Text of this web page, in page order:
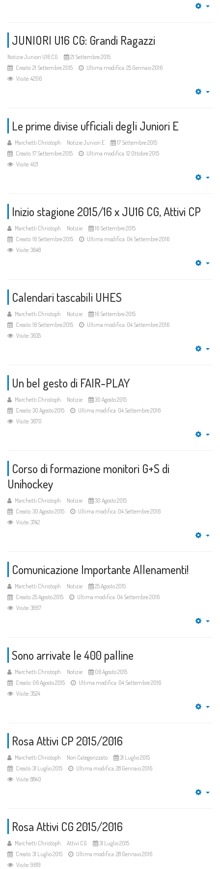
JUNIORI U16 CG: Grandi Ragazzi
Notizie Juniori U16 CG
21 Settembre 2015
Creato: 21 Settembre 2015
Ultima modifica: 25 Gennaio 2016
Visite: 4206
Le prime divise ufficiali degli Juniori E
Marchetti Christoph Notizie Juniori E
17 Settembre 2015
Creato: 17 Settembre 2015
Ultima modifica: 12 Ottobre 2015
Visite: 4121
Inizio stagione 2015/16 x JU16 CG, Attivi CP
Marchetti Christoph Notizie
16 Settembre 2015
Creato: 16 Settembre 2015
Ultima modifica: 04 Settembre 2016
Visite: 3648
Calendari tascabili UHES
Marchetti Christoph Notizie
16 Settembre 2015
Creato: 16 Settembre 2015
Ultima modifica: 04 Settembre 2016
Visite: 3635
Un bel gesto di FAIR-PLAY
Marchetti Christoph Notizie
30 Agosto 2015
Creato: 30 Agosto 2015
Ultima modifica: 04 Settembre 2016
Visite: 3670
Corso di formazione monitori G+S di
Unihockey
Marchetti Christoph Notizie
30 Agosto 2015
Creato: 30 Agosto 2015
Ultima modifica: 04 Settembre 2016
Visite: 3742
Comunicazione Importante Allenamenti!
Marchetti Christoph Notizie
25 Agosto 2015
Creato: 25 Agosto 2015
Ultima modifica: 04 Settembre 2016
Visite: 3997
Sono arrivate le 400 palline
Marchetti Christoph Notizie
06 Agosto 2015
Creato: 06 Agosto 2015
Ultima modifica: 04 Settembre 2016
Visite: 3524
Rosa Attivi CP 2015/2016
Marchetti Christoph Non Categorizzato
31 Luglio 2015
Creato: 31 Luglio 2015
Ultima modifica: 28 Gennaio 2016
Visite: 8840
Rosa Attivi CG 2015/2016
Marchetti Christoph Attivi CG
31 Luglio 2015
Creato: 31 Luglio 2015
Ultima modifica: 28 Gennaio 2016
Visite: 9619